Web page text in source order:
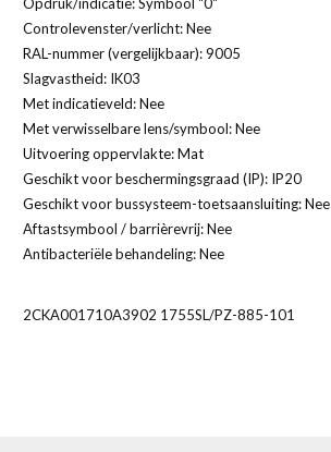
Controlevenster/verlicht: Nee
RAL-nummer (vergelijkbaar): 9005
Slagvastheid: IK03
Met indicatieveld: Nee
Met verwisselbare lens/symbool: Nee
Uitvoering oppervlakte: Mat
Geschikt voor beschermingsgraad (IP): IP20
Geschikt voor bussysteem-toetsaansluiting: Nee
Aftastsymbool / barrièrevrij: Nee
Antibacteriële behandeling: Nee
2CKA001710A3902 1755SL/PZ-885-101